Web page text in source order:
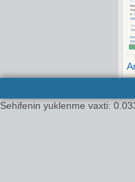
Sehifenin yuklenme vaxti: